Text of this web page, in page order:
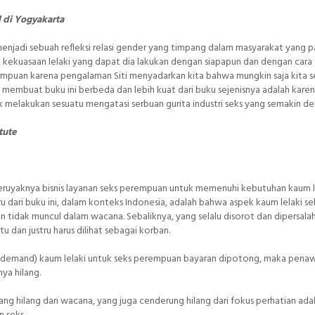
Yogyakarta
sebuah refleksi relasi gender yang timpang dalam masyarakat yang
lelaki yang dapat dia lakukan dengan siapapun dan dengan
karena pengalaman Siti menyadarkan kita bahwa mungkin saja kita
buku ini berbeda dan lebih kuat dari buku sejenisnya adalah
sesuatu mengatasi serbuan gurita industri seks yang semakin
bisnis layanan seks perempuan untuk memenuhi kebutuhan kaum
buku ini, dalam konteks Indonesia, adalah bahwa aspek kaum lelaki
muncul dalam wacana. Sebaliknya, yang selalu disorot dan
dan justru harus dilihat sebagai korban.
kaum lelaki untuk seks perempuan bayaran dipotong, maka
hilang.
hilang dari wacana, yang juga cenderung hilang dari fokus perhatian